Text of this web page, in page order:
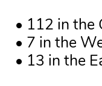
• 112 in the
• 7 in the
• 13 in the